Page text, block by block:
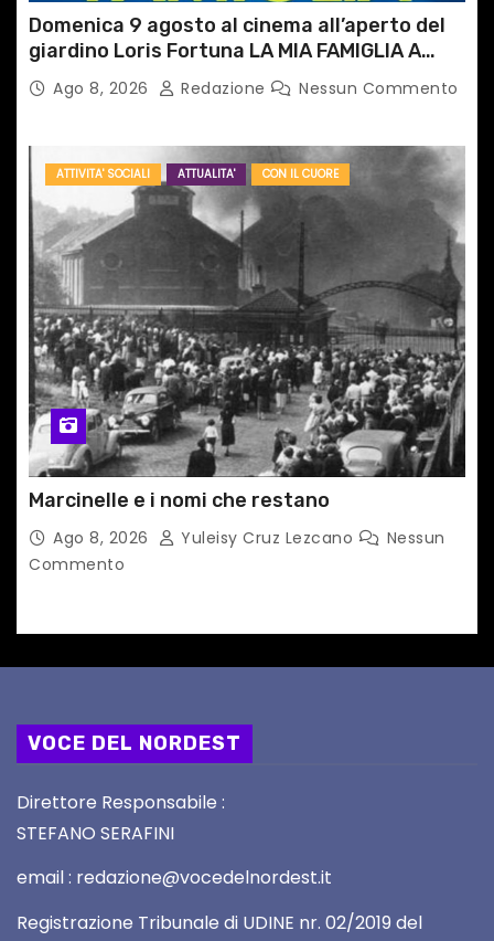
Domenica 9 agosto al cinema all’aperto del
giardino Loris Fortuna LA MIA FAMIGLIA A
TAIPEIAgo 8, 2026 Redazione Nessun Commento
ATTIVITA' SOCIALI ATTUALITA' CON IL CUORE
Marcinelle e i nomi che restano
Ago 8, 2026 Yuleisy Cruz Lezcano
Nessun
Commento
VOCE DEL NORDEST
Direttore Responsabile :
STEFANO SERAFINI
email : redazione@vocedelnordest.it
Registrazione Tribunale di UDINE nr. 02/2019 del